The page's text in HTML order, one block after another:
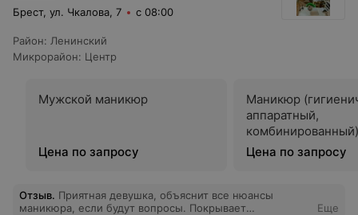
Брест, ул. Чкалова, 7 с 08:00
Район: Ленинский
Микрорайон: Центр
Мужской маникюр
Цена по запросу
Маникюр
аппаратный,
покрытития лаком
Цена по запросу
Отзыв. Приятная девушка, объяснит все нюансы
маникюра, если будут вопросы. Покрывает
Еще